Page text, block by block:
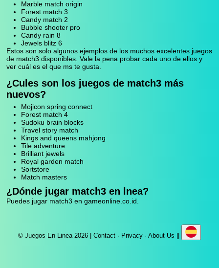
Marble match origin
Forest match 3
Candy match 2
Bubble shooter pro
Candy rain 8
Jewels blitz 6
Estos son solo algunos ejemplos de los muchos excelentes juegos
de match3 disponibles. Vale la pena probar cada uno de ellos y
ver cuál es el que ms te gusta.
¿Cules son los juegos de match3 más
nuevos?
Mojicon spring connect
Forest match 4
Sudoku brain blocks
Travel story match
Kings and queens mahjong
Tile adventure
Brilliant jewels
Royal garden match
Sortstore
Match masters
¿Dónde jugar match3 en lnea?
Puedes jugar match3 en gameonline.co.id.
© Juegos En Linea 2026 | Contact · Privacy · About Us